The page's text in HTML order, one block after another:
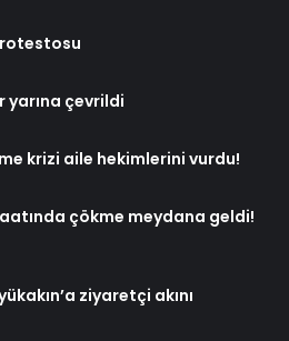
yarına çevrildi
krizi aile hekimlerini vurdu!
çökme meydana geldi!
ziyaretçi akını